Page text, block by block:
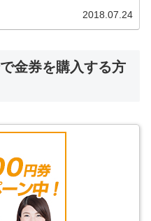
販店で使える商品券・ギフト券・株主優
2018.07.24
金券を購入する方